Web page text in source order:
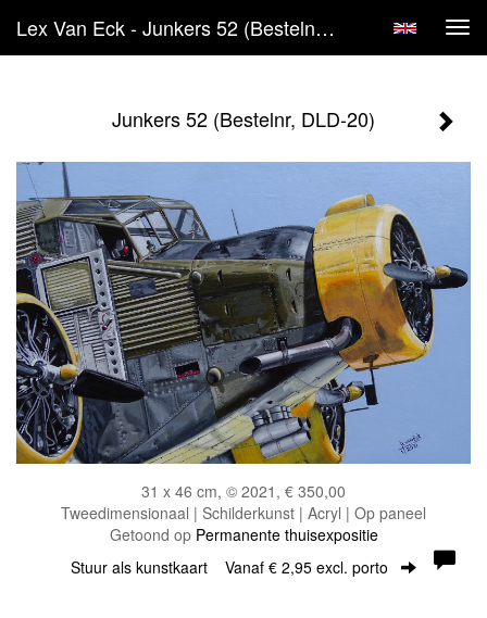
Lex Van Eck - Junkers 52 (Bestelnr, DLD-20)
Junkers 52 (Bestelnr, DLD-20)
31 x 46 cm, © 2021, € 350,00
Tweedimensionaal | Schilderkunst | Acryl | Op paneel
Getoond op Permanente thuisexpositie
Stuur als kunstkaart Vanaf € 2,95 excl. porto